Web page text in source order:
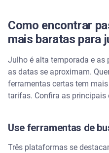
Como encontrar
mais baratas para
Julho é alta temporada e as
as datas se aproximam.
ferramentas certas tem
tarifas. Confira as principais
Use ferramentas de
Três plataformas se